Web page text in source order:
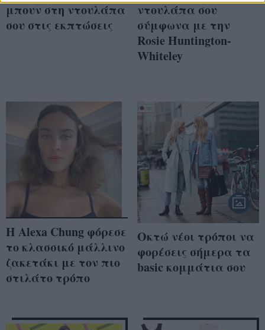
μπουν στη ντουλάπα
σου στις εκπτώσεις
ντουλάπα σου
σύμφωνα με την
Rosie Huntington-
Whiteley
H Alexa Chung φόρεσε
το κλασσικό μάλλινο
ζακετάκι με τον πιο
στιλάτο τρόπο
Οκτώ νέοι τρόποι να
φορέσεις σήμερα τα
basic κομμάτια σου